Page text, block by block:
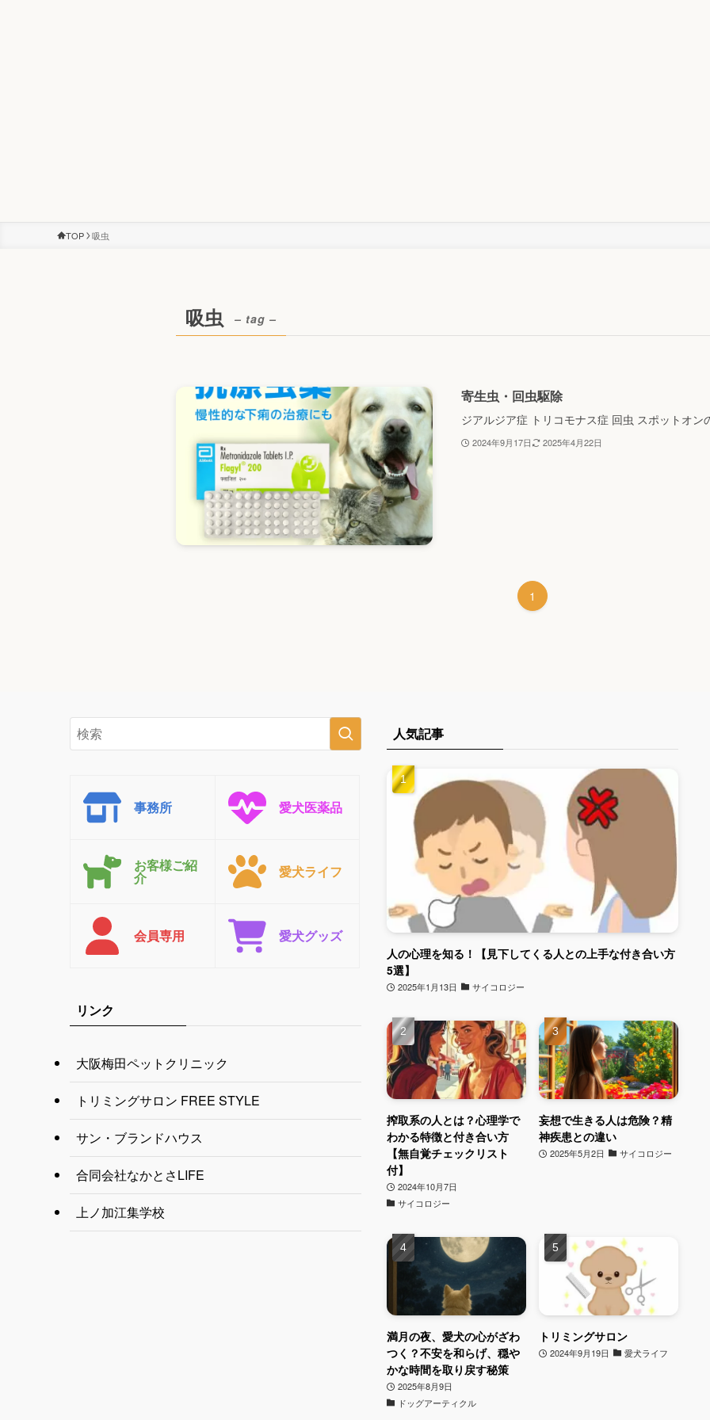
TOP 吸虫
吸虫 – tag –
寄生虫・回虫駆除
ジアルジア症 トリコモナス症 回虫 スポットオン
2024年9月17日 2025年4月22日
1
事務所 愛犬医薬品
お客様ご紹
介 愛犬ライフ
会員専用 愛犬グッズ
リンク
大阪梅田ペットクリニック
トリミングサロン FREE STYLE
サン・ブランドハウス
合同会社なかとさLIFE
上ノ加江集学校
人気記事
人の心理を知る！【見下してくる人との上手な付き合い方
5選】
2025年1月13日 サイコロジー
搾取系の人とは？心理学で
わかる特徴と付き合い方
【無自覚チェックリスト
付】
2024年10月7日
サイコロジー
妄想で生きる人は危険？精
神疾患との違い
2025年5月2日 サイコロジー
満月の夜、愛犬の心がざわ
つく？不安を和らげ、穏や
かな時間を取り戻す秘策
2025年8月9日
ドッグアーティクル
トリミングサロン
2024年9月19日 愛犬ライフ